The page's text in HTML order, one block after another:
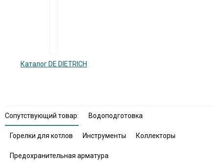
Каталог DE DIETRICH
Сопутствующий товар: Водоподготовка
Горелки для котлов Инструменты Коллекторы
Предохранительная арматура